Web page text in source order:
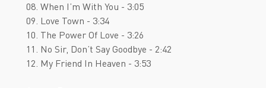
08. When I’m With You - 3:05
09. Love Town - 3:34
10. The Power Of Love - 3:26
11. No Sir, Don’t Say Goodbye - 2:42
12. My Friend In Heaven - 3:53